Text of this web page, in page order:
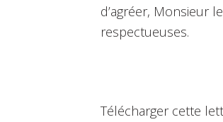
d’agréer, Monsieur
respectueuses.
Télécharger cette